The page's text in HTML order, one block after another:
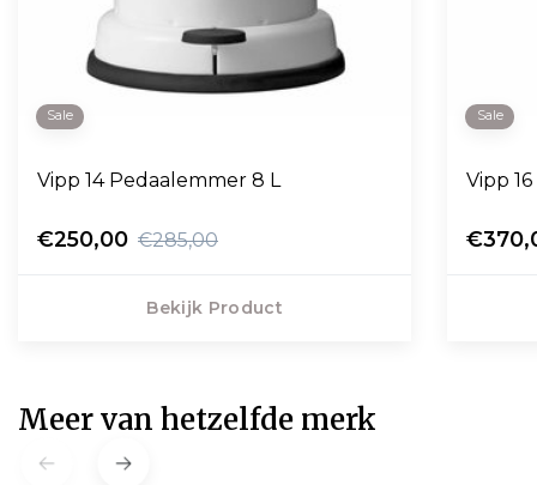
Sale
Vipp 14 Pedaalemmer 8 L
€250,00 €285,00
Bekijk Product
Sale
Vipp
Meer van hetzelfde merk